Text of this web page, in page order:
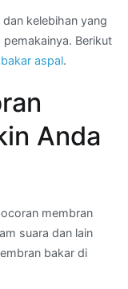
kelebihan yang
Berikut
aspal.
Anda
membran
suara dan lain
bakar di